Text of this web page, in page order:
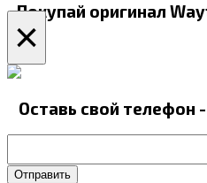
Покупай оригинал
×
Оставь свой телефон
Отправить